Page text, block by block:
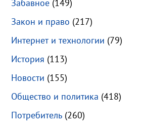
Забавное (149)
Закон и право (217)
Интернет и технологии (79)
История (113)
Новости (155)
Общество и политика (418)
Потребитель (260)